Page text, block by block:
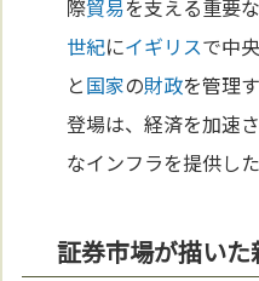
際貿易を支える重要
世紀にイギリスで中央
と国家の財政を管理
登場は、経済を加速さ
なインフラを提供し
証券市場が描い